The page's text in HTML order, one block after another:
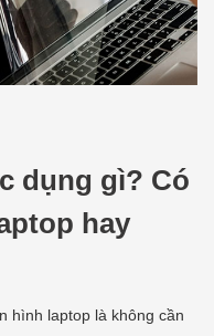
dụng gì? Có
hay
hình laptop là không cần